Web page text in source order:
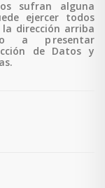
sufran alguna
ejercer todos
dirección arriba
a p resentar
de Datos y